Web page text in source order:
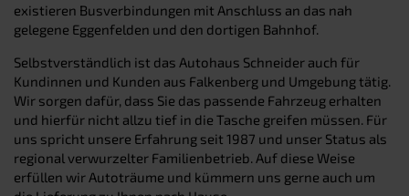
existieren Busverbindungen mit Anschluss an das nah
gelegene Eggenfelden und den dortigen Bahnhof.
Selbstverständlich ist das Autohaus Schneider auch für
Kundinnen und Kunden aus Falkenberg und Umgebung tätig.
Wir sorgen dafür, dass Sie das passende Fahrzeug erhalten
und hierfür nicht allzu tief in die Tasche greifen müssen. Für
uns spricht unsere Erfahrung seit 1987 und unser Status als
regional verwurzelter Familienbetrieb. Auf diese Weise
erfüllen wir Autoträume und kümmern uns gerne auch um